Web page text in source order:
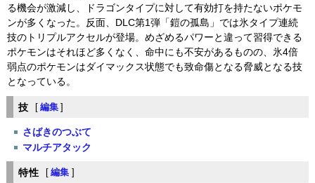
る機会が激減し、ドラゴンタイプに対して有効打を持たないポケモ
ンが多くなった。反面、DLC第1弾「鎧の孤島」では氷タイプ連続
技のトリプルアクセルが登場。めざめるパワーと違って習得できる
ポケモンはそれほど多くなく、命中にも不安があるものの、氷4倍
弱点のポケモンはダイマックス状態でも致命傷となる脅威となる技
となっている。
技 [ 編集 ]
さばきのつぶて
マルチアタック
特性 [ 編集 ]